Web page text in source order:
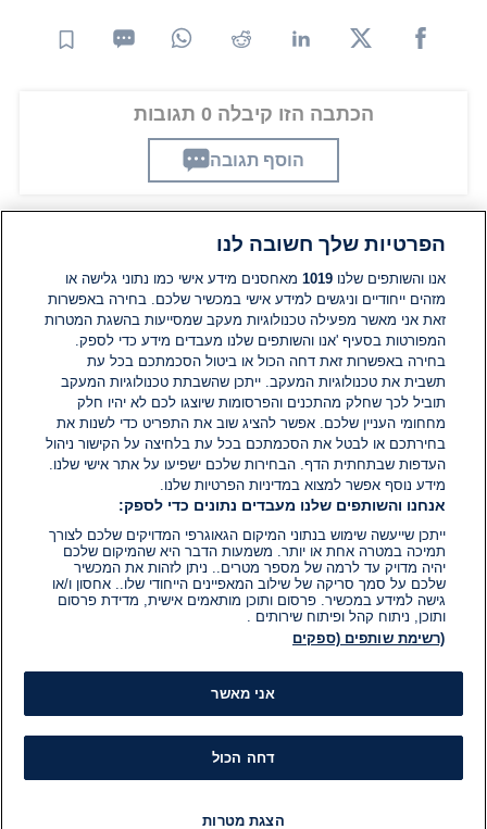
הכתבה הזו קיבלה 0 תגובות
הוסף תגובה
תגובות
אין עדיין תגובות. היה הראשון להגיב
הוסף תגובה
הפרטיות שלך חשובה לנו
אנו והשותפים שלנו1019 מאחסנים מידע אישי כמו נתוני גלישה או
מזהים ייחודיים וניגשים למידע אישי במכשיר שלכם. בחירה באפשרות
זאת אני מאשר מפעילה טכנולוגיות מעקב שמסייעות בהשגת המטרות
המפורטות בסעיף 'אנו והשותפים שלנו מעבדים מידע כדי לספק.
בחירה באפשרות זאת דחה הכול או ביטול הסכמתכם בכל עת
תשבית את טכנולוגיות המעקב. ייתכן שהשבתת טכנולוגיות המעקב
תוביל לכך שחלק מהתכנים והפרסומות שיוצגו לכם לא יהיו חלק
מחחומי העניין שלכם. אפשר להציג שוב את התפריט כדי לשנות את
בחירתכם או לבטל את הסכמתכם בכל עת בלחיצה על הקישור ניהול
העדפות שבתחתית הדף. הבחירות שלכם ישפיעו על אתר אישי שלנו.
מידע נוסף אפשר למצוא במדיניות הפרטיות שלנו.
אנחנו והשותפים שלנו מעבדים נתונים כדי לספק:
ייתכן שייעשה שימוש בנתוני המיקום הגאוגרפי המדויקים שלכם לצורך
תמיכה במטרה אחת או יותר. משמעות הדבר היא שהמיקום שלכם
יהיה מדויק עד לרמה של מספר מטרים.. ניתן לזהות את המכשיר
שלכם על סמך סריקה של שילוב המאפיינים הייחודי שלו.. אחסון ו/או
גישה למידע במכשיר. פרסום ותוכן מותאמים אישית, מדידת פרסום
ותוכן, ניתוח קהל ופיתוח שירותים .
(רשימת שותפים (ספקים
אני מאשר
דחה הכול
הצגת מטרות